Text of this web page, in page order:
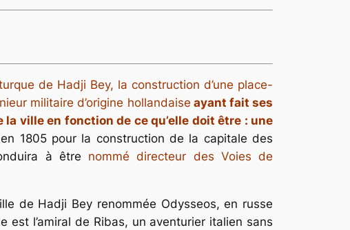
de Hadji Bey, la construction d’une place-
militaire d’origine hollandaise ayant fait ses
ville en fonction de ce qu’elle doit être : une
en 1805 pour la construction de la capitale des
à être nommé directeur des Voies de
de Hadji Bey renommée Odysseos, en russe
est l’amiral de Ribas, un aventurier italien sans